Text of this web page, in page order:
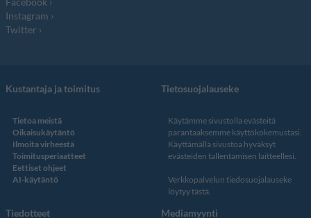
Instagram
Twitter
Kustantaja ja toimitus
Tietoa meistä
Oikaisukäytäntö
Ilmoita virheestä
Toimitusperiaatteet
Eettiset ohjeet
AI-käytäntö
Tietosuojalauseke
Käytämme sivustolla evästeitä
parantaaksemme käyttökokemustasi.
Käyttämällä sivustoa hyväksyt
evästeiden tallentamisen laitteellesi.
Verkkopalvelun tiedosuojalauseke
löytyy tästä.
Tiedotteet Mediamyynti